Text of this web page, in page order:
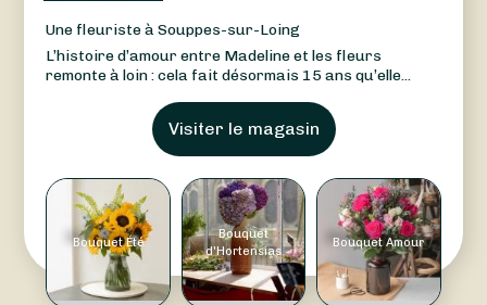
Une fleuriste à Souppes-sur-Loing
L’histoire d’amour entre Madeline et les fleurs
remonte à loin : cela fait désormais 15 ans qu’elle...
Visiter le magasin
Bouquet Été
Bouquet
d'Hortensias
Bouquet Amour